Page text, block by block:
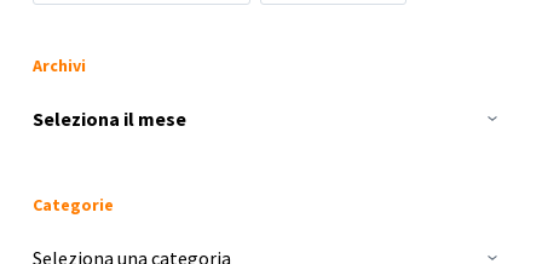
Archivi
Archivi
Categorie
Categorie